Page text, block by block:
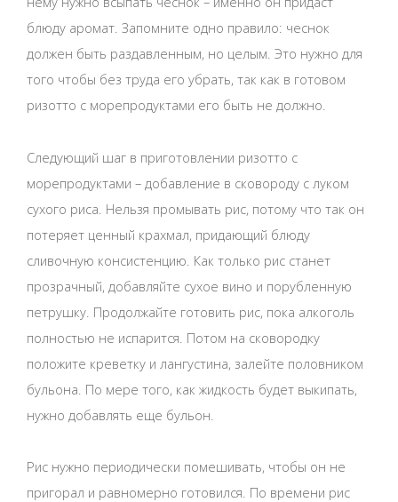
блюду аромат. Запомните одно правило: чеснок
должен быть раздавленным, но целым. Это нужно для
того чтобы без труда его убрать, так как в готовом
ризотто с морепродуктами его быть не должно.
Следующий шаг в приготовлении ризотто с
морепродуктами – добавление в сковороду с луком
сухого риса. Нельзя промывать рис, потому что так он
потеряет ценный крахмал, придающий блюду
сливочную консистенцию. Как только рис станет
прозрачный, добавляйте сухое вино и порубленную
петрушку. Продолжайте готовить рис, пока алкоголь
полностью не испарится. Потом на сковородку
положите креветку и лангустина, залейте половником
бульона. По мере того, как жидкость будет выкипать,
нужно добавлять еще бульон.
Рис нужно периодически помешивать, чтобы он не
пригорал и равномерно готовился. По времени рис